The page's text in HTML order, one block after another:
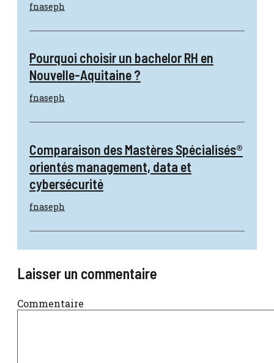
fnaseph
Pourquoi choisir un bachelor RH en
Nouvelle-Aquitaine ?
fnaseph
Comparaison des Mastères Spécialisés®
orientés management, data et
cybersécurité
fnaseph
Laisser un commentaire
Commentaire